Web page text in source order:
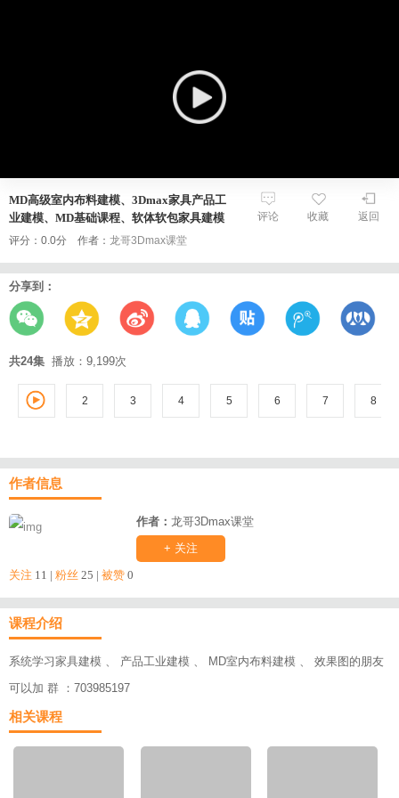
MD高级室内布料建模、3Dmax家具产品工
业建模、MD基础课程、软体软包家具建模
评分：0.0分 作者： 龙哥3Dmax课堂
返回
收藏
评论
分享到：
共24集 播放：9,199次
1
2 3 4 5 6 7 8
作者信息
作者：龙哥3Dmax课堂
+ 关注
关注 11 | 粉丝 25 | 被赞 0
课程介绍
系统学习家具建模 、 产品工业建模 、 MD室内布料建模 、 效果图的朋友
可以加 群 ：703985197
相关课程